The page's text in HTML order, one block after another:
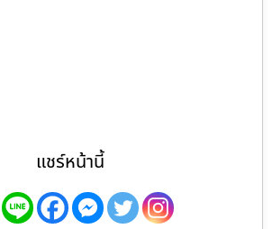
แชร์หน้านี้